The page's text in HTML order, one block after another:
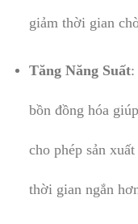
giảm thời gian
Tăng Năng Suất:
bồn đồng hóa
cho phép sản
thời gian ngắn